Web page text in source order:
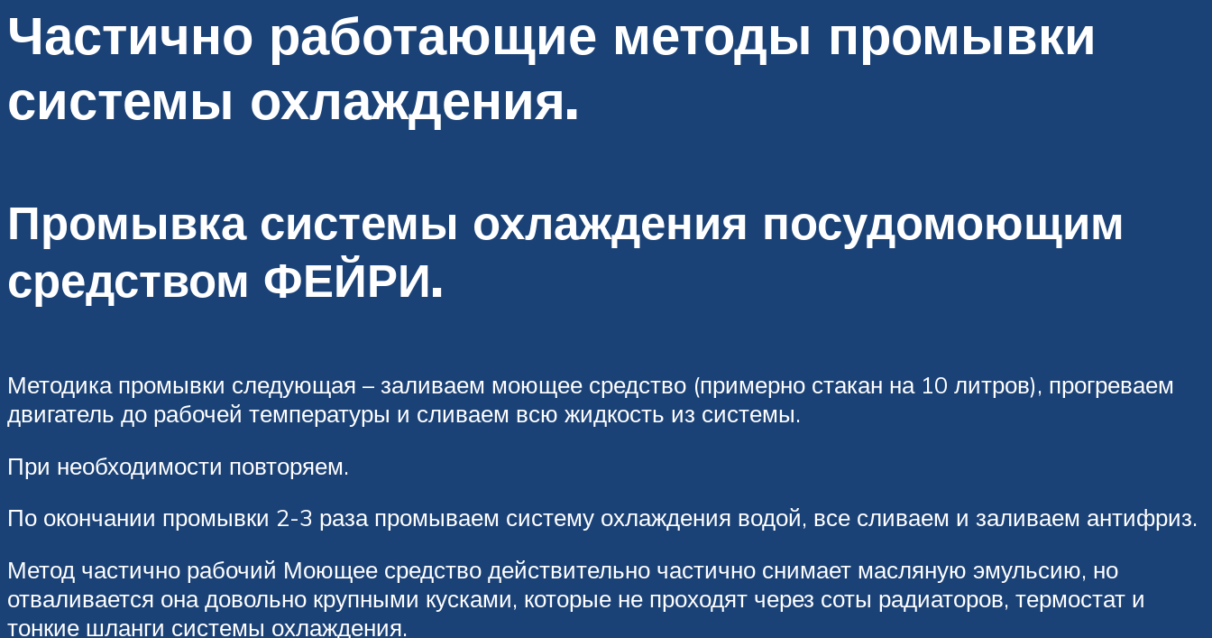
Частично работающие методы промывки
системы охлаждения.
Промывка системы охлаждения посудомоющим
средством ФЕЙРИ.
Методика промывки следующая – заливаем моющее средство (примерно стакан на 10 литров), прогреваем
двигатель до рабочей температуры и сливаем всю жидкость из системы.
При необходимости повторяем.
По окончании промывки 2-3 раза промываем систему охлаждения водой, все сливаем и заливаем антифриз.
Метод частично рабочий Моющее средство действительно частично снимает масляную эмульсию, но
отваливается она довольно крупными кусками, которые не проходят через соты радиаторов, термостат и
тонкие шланги системы охлаждения.